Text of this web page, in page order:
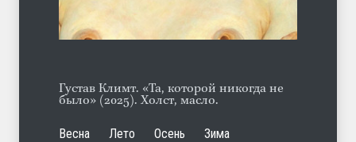
Густав Климт. «Та, которой никогда не
было» (2025). Холст, масло.
Весна Лето Осень
Зима